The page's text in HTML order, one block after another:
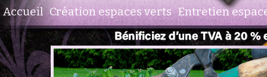
Accueil Création espaces verts Entretien